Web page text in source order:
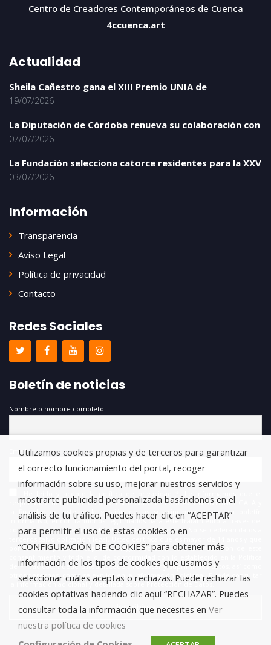
Centro de Creadores Contemporáneos de Cuenca
4ccuenca.art
Actualidad
Sheila Cañestro gana el XIII Premio UNIA de
19/07/2026
La Diputación de Córdoba renueva su colaboración con
07/07/2026
La Fundación selecciona catorce residentes para la XXV
03/07/2026
Información
Transparencia
Aviso Legal
Política de privacidad
Contacto
Redes Sociales
Boletín de noticias
Nombre o nombre completo
Email
responsable del tratamiento de estos datos es FUNDACIÓN ANTONIO GALA y
la finalidad de este es la gestión de las suscripciones a nuestro boletín
informativo, encontrándonos legitimados para este tratamiento a través del
consentimiento que nos está otorgando en este acto. No se cederán datos a
terceros salvo obligación legal. Usted certifica que es mayor de 14 años y que
por lo tanto posee la capacidad legal necesaria para la prestación de este
de Privacidad. Puede usted acceder, rectificar y suprimir los datos, así como
otros derechos, como se explica en la información adicional. Puede consultar
la información adicional y detallada sobre Protección de Datos.
Utilizamos cookies propias y de terceros para garantizar
el correcto funcionamiento del portal, recoger
información sobre su uso, mejorar nuestros servicios y
mostrarte publicidad personalizada basándonos en el
análisis de tu tráfico. Puedes hacer clic en “ACEPTAR”
para permitir el uso de estas cookies o en
“CONFIGURACIÓN DE COOKIES” para obtener más
información de los tipos de cookies que usamos y
seleccionar cuáles aceptas o rechazas. Puede rechazar las
cookies optativas haciendo clic aquí “RECHAZAR”. Puedes
consultar toda la información que necesites en Ver
nuestra política de cookies